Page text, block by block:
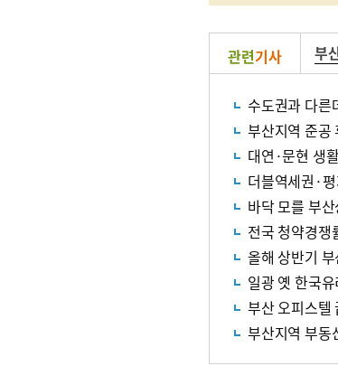
관련기사 부
수도권과 다
부산지역 준공
대연·문현 생
더블역세권·
바닥 모를 부
전국 청약경쟁
올해 상반기
일광 옛 한국
부산 오피스
부산지역 부동